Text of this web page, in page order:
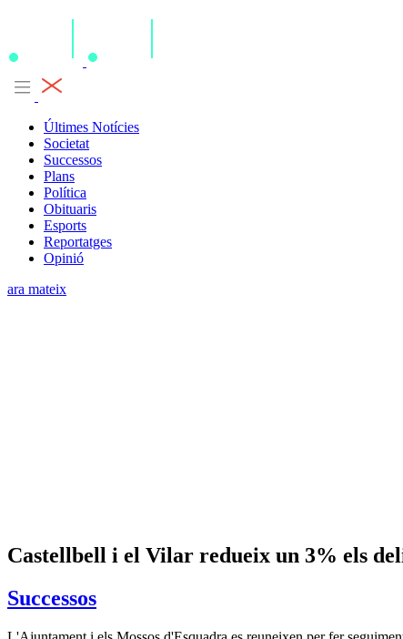
Últimes Notícies
Societat
Successos
Plans
Política
Obituaris
Esports
Reportatges
Opinió
ara mateix
Castellbell i el Vilar redueix un 3% els
Successos